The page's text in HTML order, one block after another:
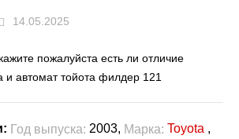
14.05.2025
пожалуйста есть ли отличие
и автомат тойота филдер 121
Год выпуска: 2003, Марка: Toyota ,